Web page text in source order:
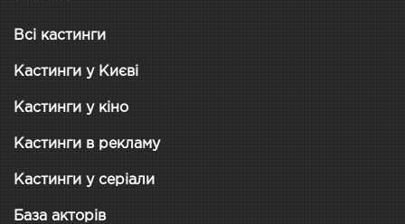
Всі кастинги
Кастинги у Києві
Кастинги у кіно
Кастинги в рекламу
Кастинги у серіали
База акторів